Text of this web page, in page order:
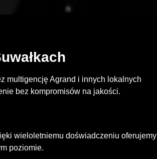
multigencję Agrand i innych lokalnych
bez kompromisów na jakości.
wieloletniemu doświadczeniu oferujemy
poziomie.